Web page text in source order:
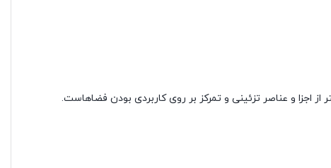
اجزا و عناصر تزئینی و تمرکز بر روی کاربردی بودن فضاهاست.